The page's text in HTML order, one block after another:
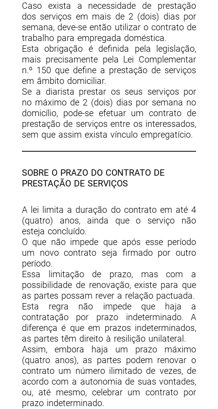
Caso exista a necessidade de prestação
dos serviços em mais de 2 (dois) dias por
semana, deve-se então utilizar o contrato de
trabalho para empregada doméstica.
Esta obrigação é definida pela legislação,
mais precisamente pela Lei Complementar
n.º 150 que define a prestação de serviços
em âmbito domiciliar.
Se a diarista prestar os seus serviços por
no máximo de 2 (dois) dias por semana no
domicílio, pode-se efetuar um contrato de
prestação de serviços entre os interessados,
sem que assim exista vínculo empregatício.
SOBRE O PRAZO DO CONTRATO DE
PRESTAÇÃO DE SERVIÇOS
A lei limita a duração do contrato em até 4
(quatro) anos, ainda que o serviço não
esteja concluído.
O que não impede que após esse período
um novo contrato seja firmado por outro
período.
Essa limitação de prazo, mas com a
possibilidade de renovação, existe para que
as partes possam rever a relação pactuada.
Esta regra não impede que haja a
contratação por prazo indeterminado. A
diferença é que em prazos indeterminados,
as partes têm direito à resilição unilateral.
Assim, embora haja um prazo máximo
(quatro anos), as partes podem renovar o
contrato um número ilimitado de vezes, de
acordo com a autonomia de suas vontades,
ou, até mesmo, celebrar um contrato por
prazo indeterminado.